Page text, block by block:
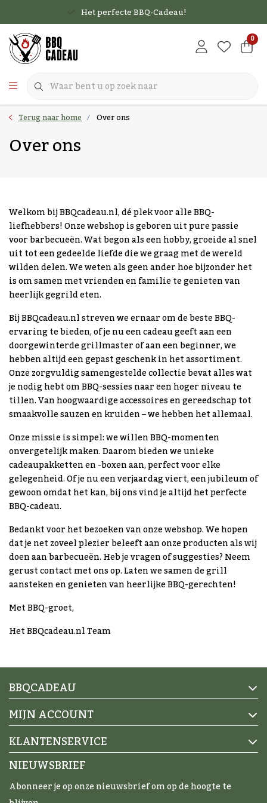
Het perfecte BBQ-Cadeau!
0
Terug naar home Over ons
Over ons
Welkom bij BBQcadeau.nl, dé plek voor alle BBQ-
liefhebbers! Onze webshop is geboren uit pure passie
voor barbecueën. Wat begon als een hobby, groeide al snel
uit tot een gedeelde liefde die we graag met de wereld
wilden delen. We weten als geen ander hoe bijzonder het
is om samen met vrienden en familie te genieten van
heerlijk gegrild eten.
Bij BBQcadeau.nl streven we ernaar om de beste BBQ-
ervaring te bieden, of je nu een cadeau geeft aan een
doorgewinterde grillmaster of aan een beginner, we
hebben altijd een gepast geschenk in het assortiment.
Onze zorgvuldig samengestelde collectie bevat alles wat
je nodig hebt om BBQ-sessies naar een hoger niveau te
tillen. Van hoogwaardige accessoires en gereedschap tot
smaakvolle sauzen en kruiden – we hebben het allemaal.
Onze missie is simpel: we willen BBQ-momenten
onvergetelijk maken. Daarom bieden we unieke
cadeaupakketten en -boxen aan, perfect voor elke
gelegenheid. Of je nu een verjaardag viert, een jubileum of
gewoon omdat het kan, bij ons vind je altijd het perfecte
BBQ-cadeau.
Bedankt voor het bezoeken van onze webshop. We hopen
dat je net zoveel plezier beleeft aan onze producten als wij
doen aan barbecueën. Heb je vragen of suggesties? Neem
gerust contact met ons op. Laten we samen de grill
aansteken en genieten van heerlijke BBQ-gerechten!
Met BBQ-groet,
Het BBQcadeau.nl Team
BBQCADEAU
MIJN ACCOUNT
KLANTENSERVICE
NIEUWSBRIEF
Abonneer je op onze nieuwsbrief om op de hoogte te